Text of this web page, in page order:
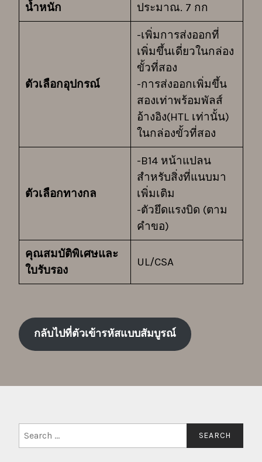
น้ำหนัก ประมาณ. 7 กก
ตัวเลือกอุปกรณ์
-เพิ่มการส่งออกที่
เพิ่มขึ้นเดี่ยวในกล่อง
ขั้วที่สอง
-การส่งออกเพิ่มขึ้น
สองเท่าพร้อมพัลส์
อ้างอิง(HTL เท่านั้น)
ในกล่องขั้วที่สอง
ตัวเลือกทางกล
-B14 หน้าแปลน
สำหรับสิ่งที่แนบมา
เพิ่มเติม
-ตัวยึดแรงบิด (ตาม
คำขอ)
คุณสมบัติพิเศษและ
ใบรับรอง
UL/CSA
กลับไปที่ตัวเข้ารหัสแบบสัมบูรณ์
for: